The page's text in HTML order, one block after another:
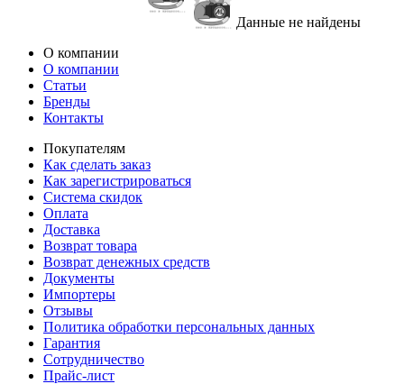
Данные не найдены
О компании
О компании
Статьи
Бренды
Контакты
Покупателям
Как сделать заказ
Как зарегистрироваться
Система скидок
Оплата
Доставка
Возврат товара
Возврат денежных средств
Документы
Импортеры
Отзывы
Политика обработки персональных данных
Гарантия
Сотрудничество
Прайс-лист